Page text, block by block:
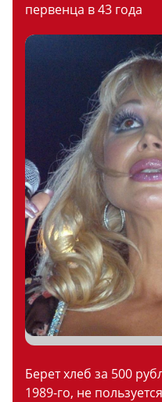
первенца в 43 года
Берет хлеб за 500
1989-го, не